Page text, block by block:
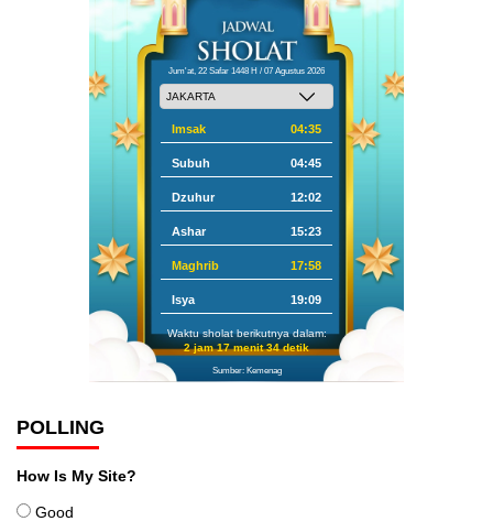
Jum'at, 22 Safar 1448 H / 07 Agustus 2026
Imsak 04:35
Subuh 04:45
Dzuhur 12:02
Ashar 15:23
Maghrib 17:58
Isya 19:09
Waktu sholat berikutnya dalam:
2 jam 17 menit 33 detik
Sumber: Kemenag
POLLING
How Is My Site?
Good